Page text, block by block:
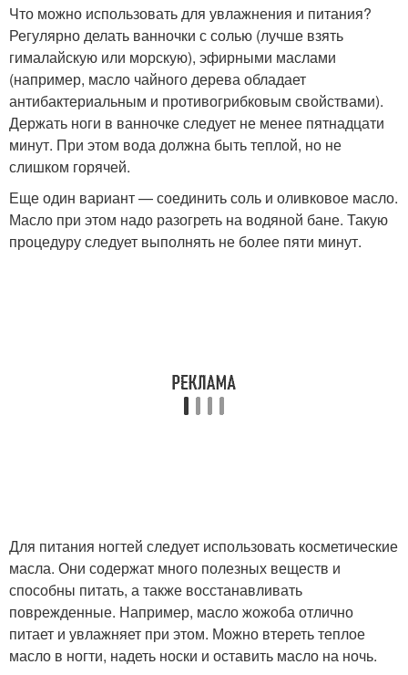
Что можно использовать для увлажнения и питания?
Регулярно делать ванночки с солью (лучше взять
гималайскую или морскую), эфирными маслами
(например, масло чайного дерева обладает
антибактериальным и противогрибковым свойствами).
Держать ноги в ванночке следует не менее пятнадцати
минут. При этом вода должна быть теплой, но не
слишком горячей.
Еще один вариант — соединить соль и оливковое масло.
Масло при этом надо разогреть на водяной бане. Такую
процедуру следует выполнять не более пяти минут.
Для питания ногтей следует использовать косметические
масла. Они содержат много полезных веществ и
способны питать, а также восстанавливать
поврежденные. Например, масло жожоба отлично
питает и увлажняет при этом. Можно втереть теплое
масло в ногти, надеть носки и оставить масло на ночь.